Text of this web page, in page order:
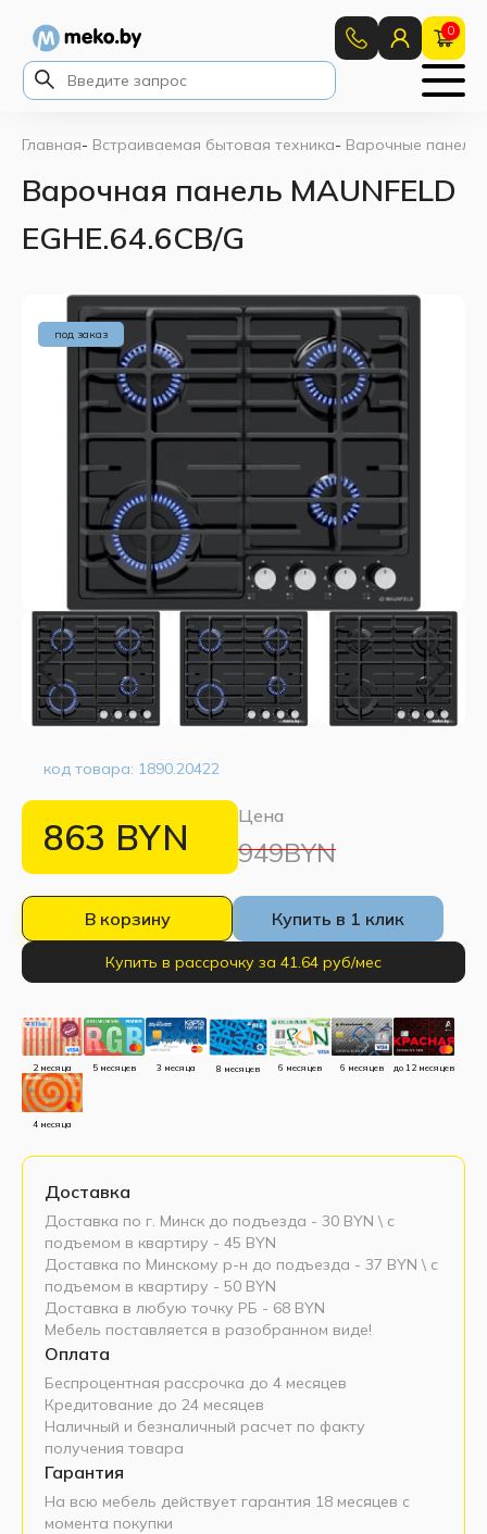
0
Главная- Встраиваемая бытовая техника- Варочные панели
Варочная панель MAUNFELD
EGHE.64.6CB/G
под заказ
код товара: 1890.20422
863 BYN Цена
949BYN
В корзину Купить в 1 клик
Купить в рассрочку за 41.64 руб/мес
2 месяца 5 месяцев 3 месяца 8 месяцев 6 месяцев 6 месяцев до 12 месяцев
4 месяца
Доставка
Доставка по г. Минск до подъезда - 30 BYN \ c
подъемом в квартиру - 45 BYN
Доставка по Минскому р-н до подъезда - 37 BYN \ c
подъемом в квартиру - 50 BYN
Доставка в любую точку РБ - 68 BYN
Мебель поставляется в разобранном виде!
Оплата
Беспроцентная рассрочка до 4 месяцев
Кредитование до 24 месяцев
Наличный и безналичный расчет по факту
получения товара
Гарантия
На всю мебель действует гарантия 18 месяцев с
момента покупки